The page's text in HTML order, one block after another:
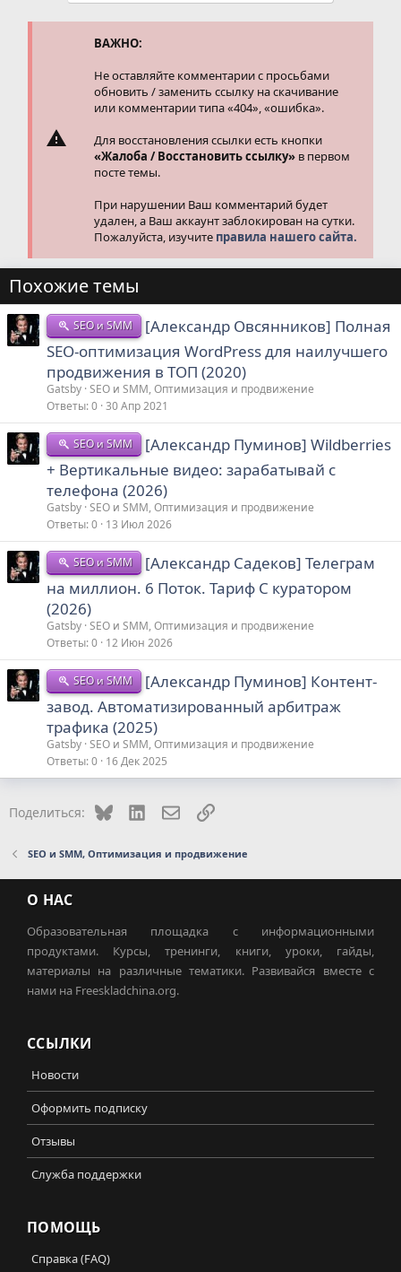
ВАЖНО:
Не оставляйте комментарии с просьбами
обновить / заменить ссылку на скачивание
или комментарии типа «404», «ошибка».
Для восстановления ссылки есть кнопки
«Жалоба / Восстановить ссылку» в первом
посте темы.
При нарушении Ваш комментарий будет
удален, а Ваш аккаунт заблокирован на сутки.
Пожалуйста, изучите правила нашего сайта.
Похожие темы
SEO и SMM
[Александр Овсянников] Полная
SEO-оптимизация WordPress для наилучшего
продвижения в ТОП (2020)
Gatsby SEO и SMM, Оптимизация и продвижение
Ответы 0 30 Апр 2021
SEO и SMM
[Александр Пуминов] Wildberries
+ Вертикальные видео: зарабатывай с
телефона (2026)
Gatsby SEO и SMM, Оптимизация и продвижение
Ответы 0 13 Июл 2026
SEO и SMM
[Александр Садеков] Телеграм
на миллион. 6 Поток. Тариф С куратором
(2026)
Gatsby SEO и SMM, Оптимизация и продвижение
Ответы 0 12 Июн 2026
SEO и SMM
[Александр Пуминов] Контент-
завод. Автоматизированный арбитраж
трафика (2025)
Gatsby SEO и SMM, Оптимизация и продвижение
Ответы 0 16 Дек 2025
Поделиться: Bluesky LinkedInЭлектронная почта
Ссылка
SEO и SMM, Оптимизация и продвижение
О НАС
Образовательная площадка с информационными
продуктами. Курсы, тренинги, книги, уроки, гайды,
материалы на различные тематики. Развивайся вместе с
нами на Freeskladchina.org.
ССЫЛКИ
Новости
Оформить подписку
Отзывы
Служба поддержки
ПОМОЩЬ
Справка (FAQ)